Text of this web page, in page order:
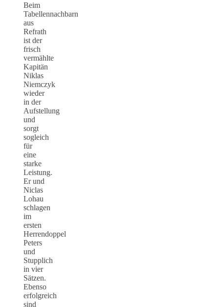
Beim
Tabellennachbarn
aus
Refrath
ist der
frisch
vermählte
Kapitän
Niklas
Niemczyk
wieder
in der
Aufstellung
und
sorgt
sogleich
für
eine
starke
Leistung.
Er und
Niclas
Lohau
schlagen
im
ersten
Herrendoppel
Peters
und
Stupplich
in vier
Sätzen.
Ebenso
erfolgreich
sind